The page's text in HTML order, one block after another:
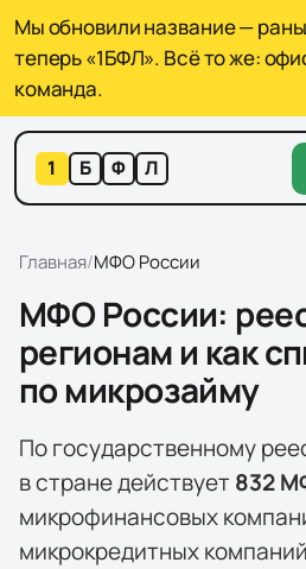
Мы обновили название —
теперь «1БФЛ». Всё то же:
команда.
1 Б Ф Л
Главная/МФО России
МФО России:
регионам и как
по микрозайму
По государственному
в стране действует832
микрофинансовых
микрокредитных